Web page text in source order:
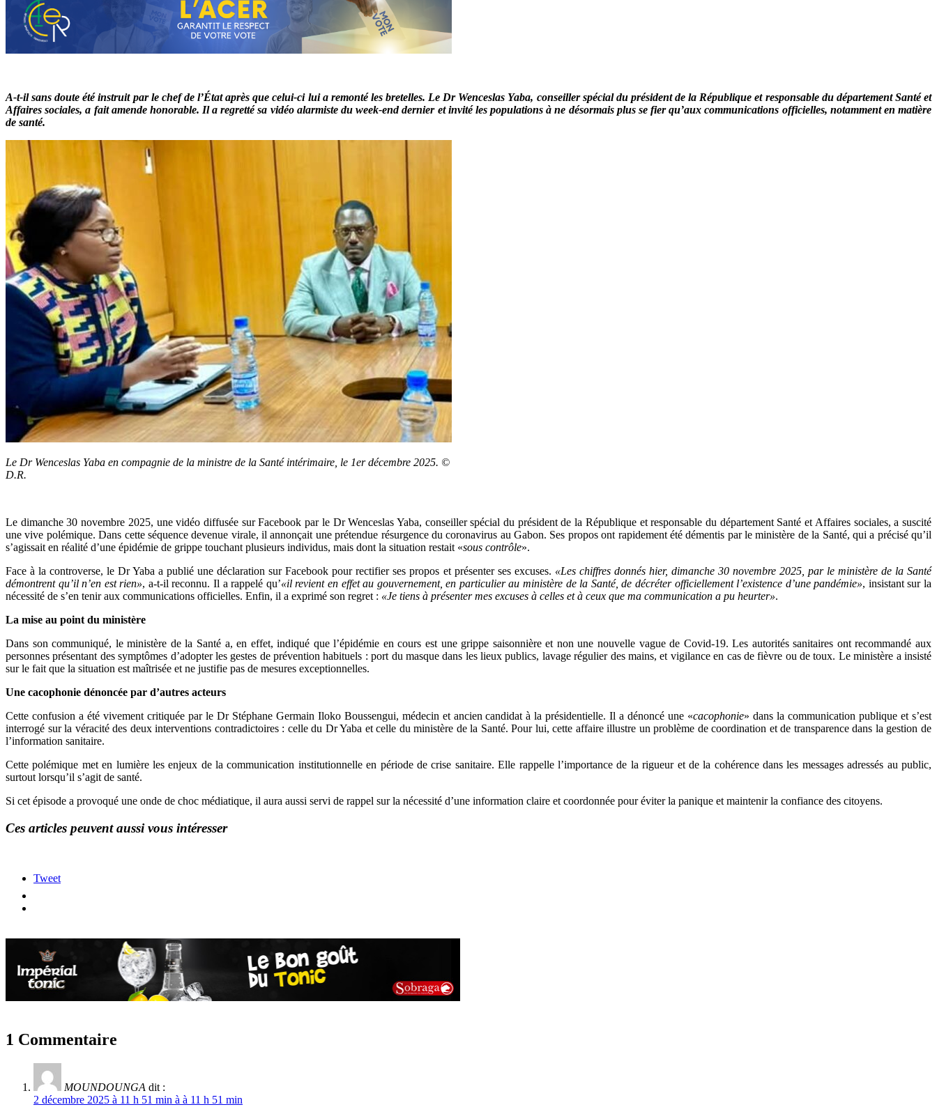
A-t-il sans doute été instruit par le chef de l’État après que celui-ci lui a remonté les bretelles. Le Dr Wenceslas Yaba, conseiller spécial du président de la République et responsable du département Santé et
Affaires sociales, a fait amende honorable. Il a regretté sa vidéo alarmiste du week-end dernier et invité les populations à ne désormais plus se fier qu’aux communications officielles, notamment en matière
de santé.
Le Dr Wenceslas Yaba en compagnie de la ministre de la Santé intérimaire, le 1er décembre 2025. ©
D.R.
Le dimanche 30 novembre 2025, une vidéo diffusée sur Facebook par le Dr Wenceslas Yaba, conseiller spécial du président de la République et responsable du département Santé et Affaires sociales, a suscité
une vive polémique. Dans cette séquence devenue virale, il annonçait une prétendue résurgence du coronavirus au Gabon. Ses propos ont rapidement été démentis par le ministère de la Santé, qui a précisé qu’il
s’agissait en réalité d’une épidémie de grippe touchant plusieurs individus, mais dont la situation restait «sous contrôle».
Face à la controverse, le Dr Yaba a publié une déclaration sur Facebook pour rectifier ses propos et présenter ses excuses. «Les chiffres donnés hier, dimanche 30 novembre 2025, par le ministère de la Santé
démontrent qu’il n’en est rien», a-t-il reconnu. Il a rappelé qu’«il revient en effet au gouvernement, en particulier au ministère de la Santé, de décréter officiellement l’existence d’une pandémie», insistant sur la
nécessité de s’en tenir aux communications officielles. Enfin, il a exprimé son regret : «Je tiens à présenter mes excuses à celles et à ceux que ma communication a pu heurter».
La mise au point du ministère
Dans son communiqué, le ministère de la Santé a, en effet, indiqué que l’épidémie en cours est une grippe saisonnière et non une nouvelle vague de Covid-19. Les autorités sanitaires ont recommandé aux
personnes présentant des symptômes d’adopter les gestes de prévention habituels : port du masque dans les lieux publics, lavage régulier des mains, et vigilance en cas de fièvre ou de toux. Le ministère a insisté
sur le fait que la situation est maîtrisée et ne justifie pas de mesures exceptionnelles.
Une cacophonie dénoncée par d’autres acteurs
Cette confusion a été vivement critiquée par le Dr Stéphane Germain Iloko Boussengui, médecin et ancien candidat à la présidentielle. Il a dénoncé une «cacophonie» dans la communication publique et s’est
interrogé sur la véracité des deux interventions contradictoires : celle du Dr Yaba et celle du ministère de la Santé. Pour lui, cette affaire illustre un problème de coordination et de transparence dans la gestion de
l’information sanitaire.
Cette polémique met en lumière les enjeux de la communication institutionnelle en période de crise sanitaire. Elle rappelle l’importance de la rigueur et de la cohérence dans les messages adressés au public,
surtout lorsqu’il s’agit de santé.
Si cet épisode a provoqué une onde de choc médiatique, il aura aussi servi de rappel sur la nécessité d’une information claire et coordonnée pour éviter la panique et maintenir la confiance des citoyens.
Ces articles peuvent aussi vous intéresser
Tweet
1 Commentaire
MOUNDOUNGA dit :
2 décembre 2025 à 11 h 51 min à à 11 h 51 min